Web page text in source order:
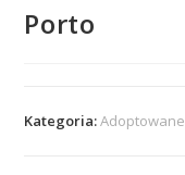
Porto
Kategoria:Adoptowane